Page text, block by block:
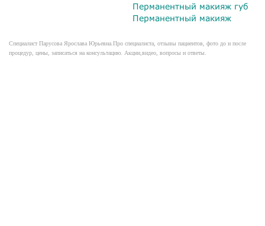
Перманентный макияж губ
Перманентный макияж
Специалист Парусова Ярослава Юрьевна.Про специалиста, отзывы пациентов, фото до и после
процедур, цены, записаться на консультацию. Акции,видео, вопросы и ответы.